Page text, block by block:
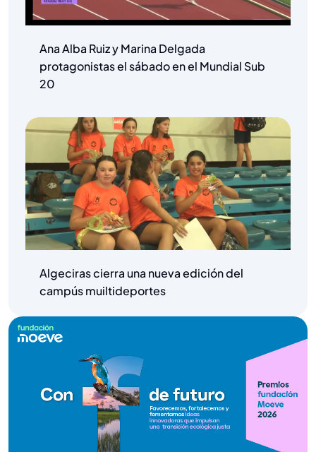
Ana Alba Ruiz y Marina Delgada
protagonistas el sábado en el Mundial Sub
20
Algeciras cierra una nueva edición del
campús muiltideportes